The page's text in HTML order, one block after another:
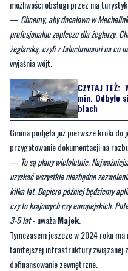
żeglarską, czyli z falochronami na co
wyjaśnia wójt.
CZYTAJ TEŻ:
min. Odbyło
Gmina podjęła już pierwsze kroki do
przygotowanie dokumentacji na
—To są plany wieloletnie.
uzyskać wszystkie niezbędne
kilka lat. Dopiero później będziemy
czy to krajowych czy europejskich.
3-5 lat- uważaMajek.
Tymczasem jeszcze w 2024 roku
tamtejszej infrastruktury związanej
dofinansowanie zewnętrzne.
—Przetarg powinien zostać
Mamy nadzieję, że prace rozpoczną
2025- tłumaczywójt gminy